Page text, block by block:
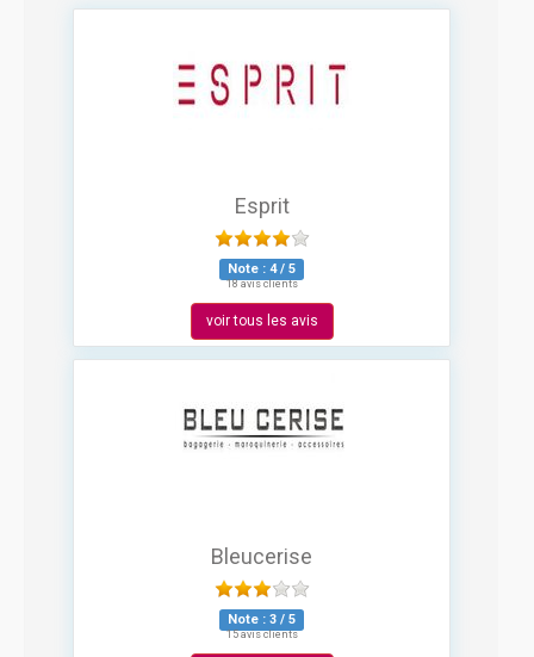
Esprit
Note : 4/ 5
18 avis clients
voir tous les avis
Bleucerise
Note : 3 / 5
15 avis clients